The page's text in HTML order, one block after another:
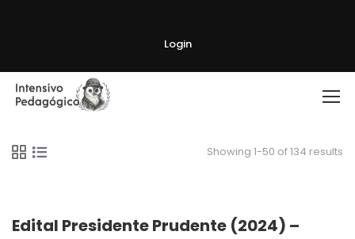
Login
Showing 1-50 of 134 results
Edital Presidente Prudente (2024) –